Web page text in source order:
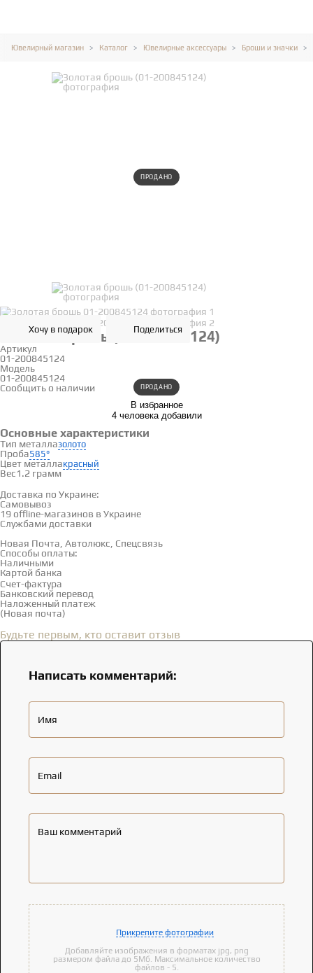
Ювелирный магазин Каталог Ювелирные аксессуары Броши и значки
ПРОДАНО
ПРОДАНО
Хочу в подарок Поделиться
Золотая брошь (01-200845124)
Артикул
01-200845124
Модель
01-200845124
Сообщить о наличии
В избранное
4 человека добавили
Основные характеристики
Тип металлазолото
Проба585°
Цвет металлакрасный
Вес1.2 грамм
Доставка и оплата
Доставка по Украине:
Самовывоз
19 offline-магазинов в Украине
Службами доставки
Новая Почта, Автолюкс, Спецсвязь
Способы оплаты:
Наличными
Картой банка
Счет-фактура
Банковский перевод
Наложенный платеж
(Новая почта)
Будьте первым, кто оставит отзыв
Написать комментарий:
Имя
Email
Ваш комментарий
Прикрепите фотографии
Добавляйте изображения в форматах jpg, png
размером файла до 5Мб. Максимальное количество
файлов - 5.